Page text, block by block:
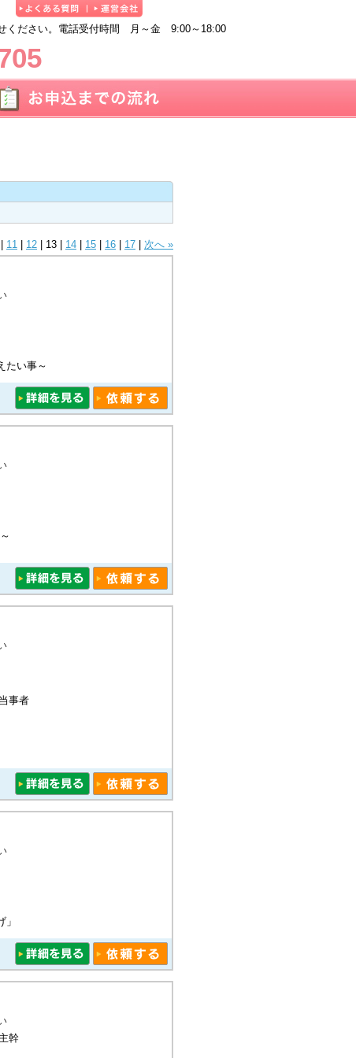
ください。電話受付時間 月～金 9:00～18:00
11 12 13 14 15 16 17 次へ »
たい事～
事者
幹